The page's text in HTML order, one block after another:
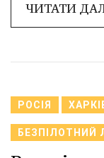
ЧИТАТИ
РОСІЯ
БЕЗПІЛОТНИЙ